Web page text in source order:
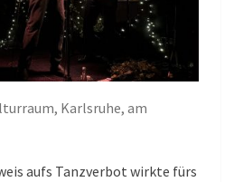
Karlsruhe, am
aufs Tanzverbot wirkte fürs